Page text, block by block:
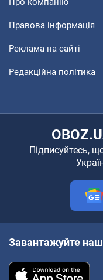
Правова інформація
Реклама на сайті
Редакційна політика
Підписуйтесь,
Завантажуйте